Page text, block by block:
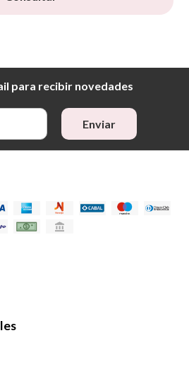
para recibir novedades
Enviar